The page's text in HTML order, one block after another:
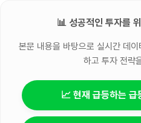
📊 성공적인 투자를
본문 내용을 바탕으로 실시간 데
하고 투자 전략
📈 현재 급등하는 급